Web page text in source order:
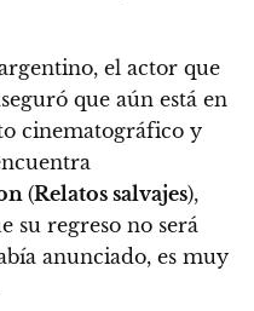
el actor que
que aún está en
cinematográfico y
(Relatos salvajes),
su regreso no será
anunciado, es muy